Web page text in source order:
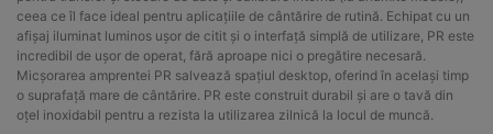
ceea ce îl face ideal pentru aplicațiile de cântărire de rutină. Echipat cu un
afișaj iluminat luminos ușor de citit și o interfață simplă de utilizare, PR este
incredibil de ușor de operat, fără aproape nici o pregătire necesară.
Micșorarea amprentei PR salvează spațiul desktop, oferind în același timp
o suprafață mare de cântărire. PR este construit durabil și are o tavă din
oțel inoxidabil pentru a rezista la utilizarea zilnică la locul de muncă.